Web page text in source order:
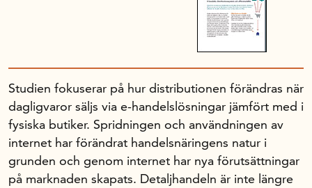
Handelsrådet Play
Om oss
Studien fokuserar på hur distributionen förändras när
dagligvaror säljs via e-handelslösningar jämfört med i
fysiska butiker. Spridningen och användningen av
internet har förändrat handelsnäringens natur i
grunden och genom internet har nya förutsättningar
på marknaden skapats. Detaljhandeln är inte längre